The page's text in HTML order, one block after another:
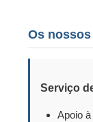
Os
Serviço
Apoio